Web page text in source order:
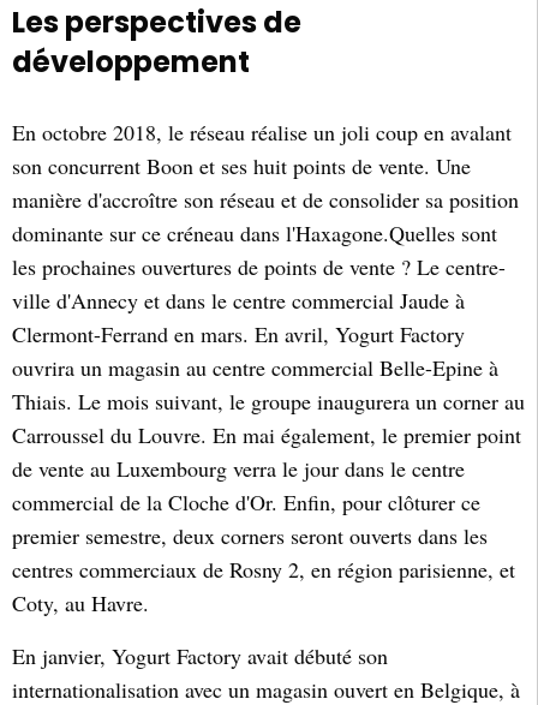
Les perspectives de
développement
En octobre 2018, le réseau réalise un joli coup en avalant
son concurrent Boon et ses huit points de vente. Une
manière d'accroître son réseau et de consolider sa position
dominante sur ce créneau dans l'Haxagone.Quelles sont
les prochaines ouvertures de points de vente ? Le centre-
ville d'Annecy et dans le centre commercial Jaude à
Clermont-Ferrand en mars. En avril, Yogurt Factory
ouvrira un magasin au centre commercial Belle-Epine à
Thiais. Le mois suivant, le groupe inaugurera un corner au
Carroussel du Louvre. En mai également, le premier point
de vente au Luxembourg verra le jour dans le centre
commercial de la Cloche d'Or. Enfin, pour clôturer ce
premier semestre, deux corners seront ouverts dans les
centres commerciaux de Rosny 2, en région parisienne, et
Coty, au Havre.
En janvier, Yogurt Factory avait débuté son
internationalisation avec un magasin ouvert en Belgique, à